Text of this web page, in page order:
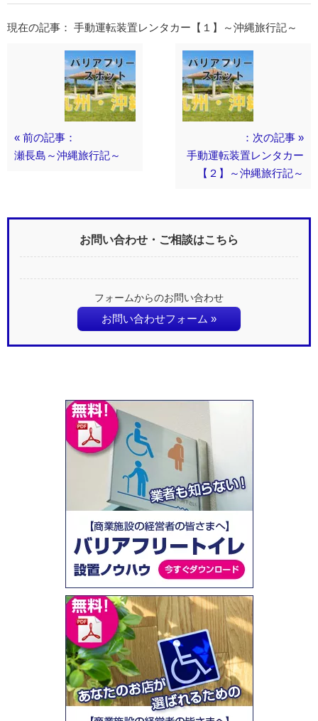
現在の記事： 手動運転装置レンタカー【１】～沖縄旅行記～
« 前の記事：
瀬長島～沖縄旅行記～
：次の記事 »
手動運転装置レンタカー
【２】～沖縄旅行記～
お問い合わせ・ご相談はこちら
フォームからのお問い合わせ
お問い合わせフォーム »